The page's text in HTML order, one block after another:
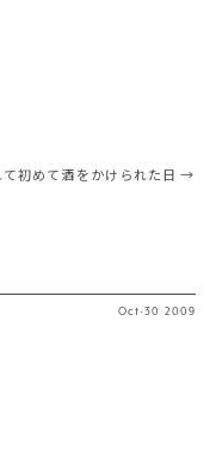
て初めて酒をかけられた日→
Oct·30 2009